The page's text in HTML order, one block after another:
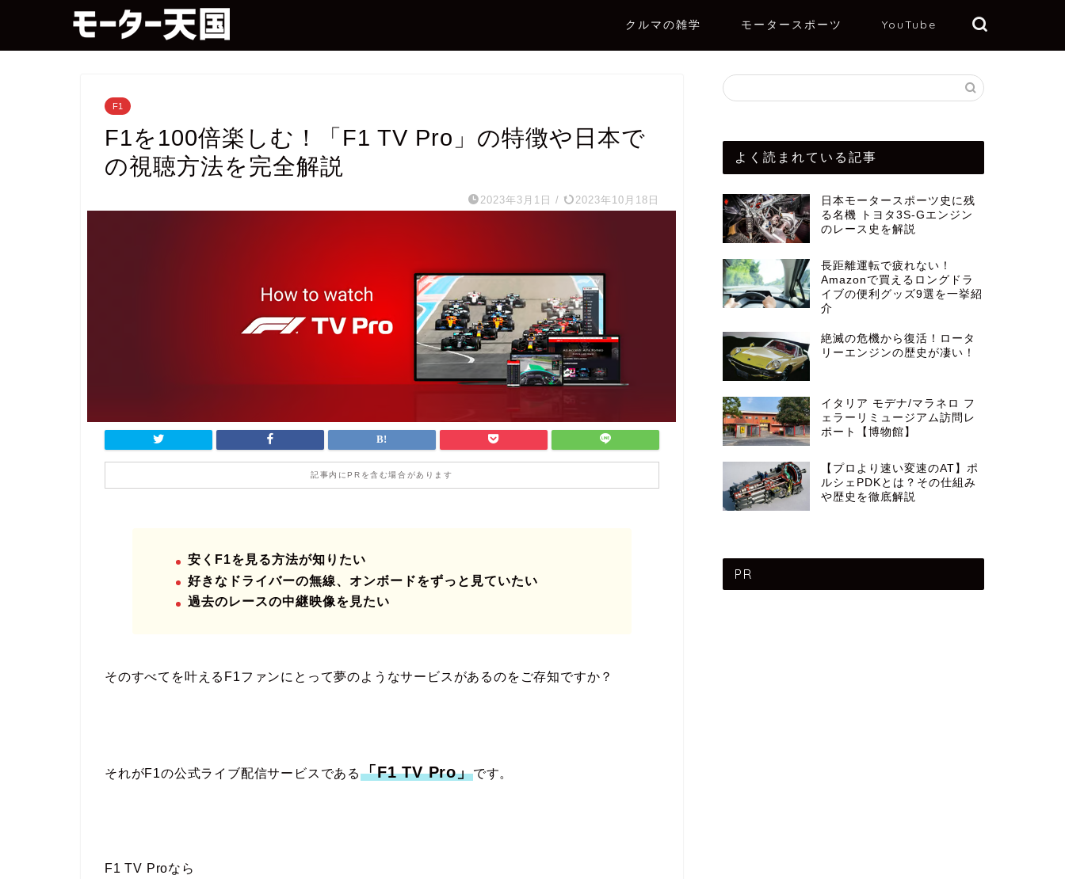
クルマの雑学 モータースポーツ YouTube
F1
F1を100倍楽しむ！「F1 TV Pro」の特徴や日本で
の視聴方法を完全解説
2023年3月1日 / 2023年10月18日
記事内にPRを含む場合があります
安くF1を見る方法が知りたい
好きなドライバーの無線、オンボードをずっと見ていたい
過去のレースの中継映像を見たい
そのすべてを叶えるF1ファンにとって夢のようなサービスがあるのをご存知ですか？
それがF1の公式ライブ配信サービスである「F1 TV Pro」です。
F1 TV Proなら
よく読まれている記事
日本モータースポーツ史に残
る名機 トヨタ3S-Gエンジン
のレース史を解説
長距離運転で疲れない！
Amazonで買えるロングドラ
イブの便利グッズ9選を一挙紹
介
絶滅の危機から復活！ロータ
リーエンジンの歴史が凄い！
イタリア モデナ/マラネロ フ
ェラーリミュージアム訪問レ
ポート【博物館】
【プロより速い変速のAT】ポ
ルシェPDKとは？その仕組み
や歴史を徹底解説
PR